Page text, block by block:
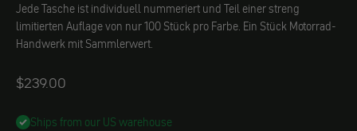
Jede Tasche ist individuell nummeriert und Teil einer streng
limitierten Auflage von nur 100 Stück pro Farbe. Ein Stück Motorrad-
Handwerk mit Sammlerwert.
Angebot
$239.00
Ships from our US warehouse